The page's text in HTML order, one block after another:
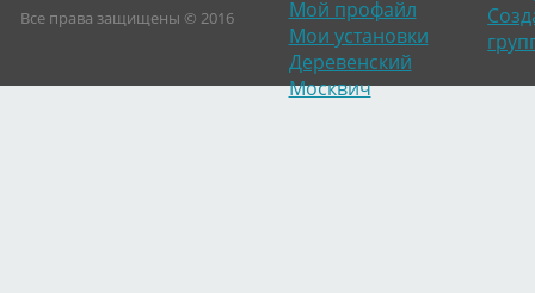
Все права защищены © 2016
Мой профайл
Мои установки
Деревенский
Москвич